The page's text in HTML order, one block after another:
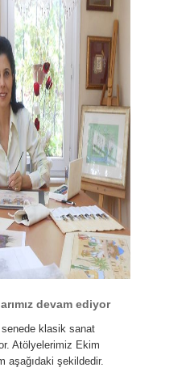
devam ediyor
klasik sanat
Atölyelerimiz Ekim
aşağıdaki şekildedir.